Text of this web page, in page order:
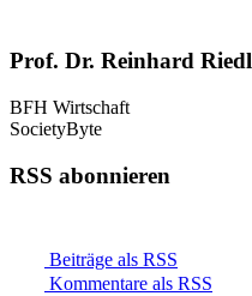
Prof. Dr. Reinhard Riedl
BFH Wirtschaft
SocietyByte
RSS abonnieren
Beiträge als RSS
Kommentare als RSS